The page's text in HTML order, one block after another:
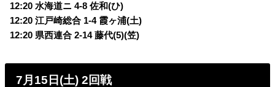
12:20 水海道ニ 4-8 佐和(ひ)
12:20 江戸崎総合 1-4 霞ヶ浦(土)
12:20 県西連合 2-14 藤代(5)(笠)
7月15日(土) 2回戦